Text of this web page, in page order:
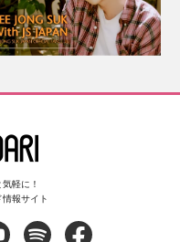
軽に！
報サイト